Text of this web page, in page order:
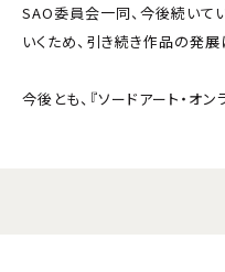
SAO委員会一同、今後続いて
いくため、引き続き作品の発展
今後とも、『ソードアート・オン